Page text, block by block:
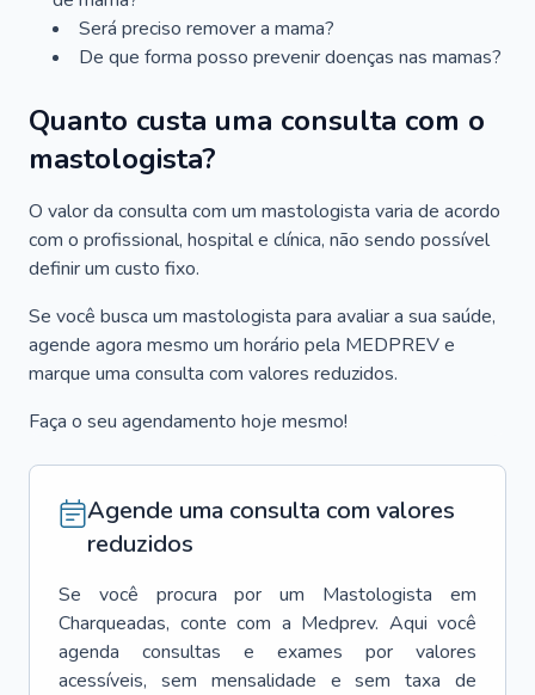
Será preciso remover a mama?
De que forma posso prevenir doenças nas mamas?
Quanto custa uma consulta com o
mastologista?
O valor da consulta com um mastologista varia de acordo
com o profissional, hospital e clínica, não sendo possível
definir um custo fixo.
Se você busca um mastologista para avaliar a sua saúde,
agende agora mesmo um horário pela MEDPREV e
marque uma consulta com valores reduzidos.
Faça o seu agendamento hoje mesmo!
Agende uma consulta com valores
reduzidos
Se você procura por um Mastologista
em
Charqueadas, conte com a Medprev. Aqui você
agenda consultas e exames por valores
acessíveis, sem mensalidade e sem taxa de